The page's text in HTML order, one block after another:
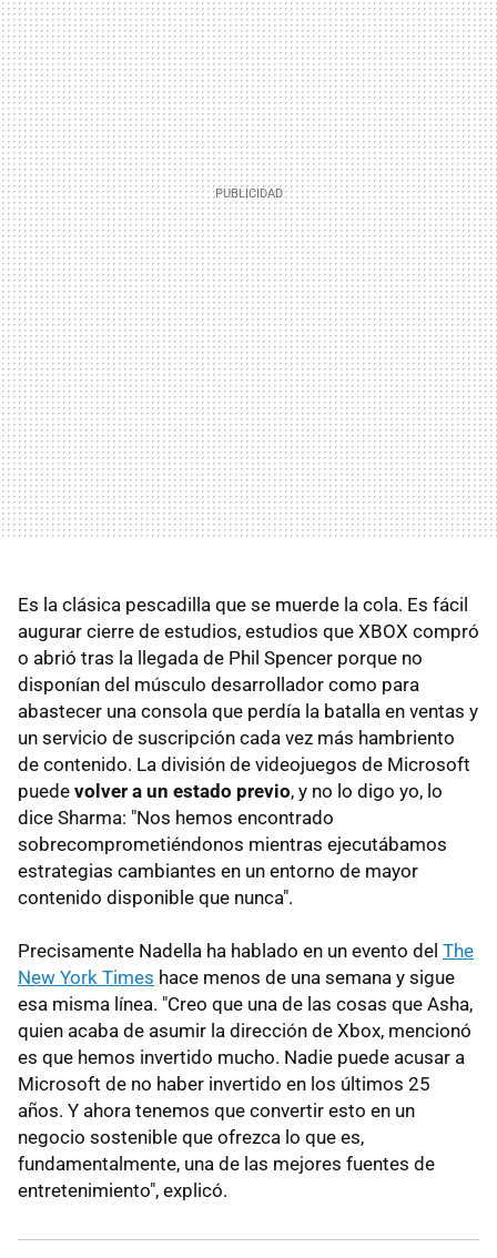
Es la clásica pescadilla que se muerde la cola. Es fácil
augurar cierre de estudios, estudios que XBOX compró
o abrió tras la llegada de Phil Spencer porque no
disponían del músculo desarrollador como para
abastecer una consola que perdía la batalla en ventas y
un servicio de suscripción cada vez más hambriento
de contenido. La división de videojuegos de Microsoft
puede volver a un estado previo, y no lo digo yo, lo
dice Sharma: "Nos hemos encontrado
sobrecomprometiéndonos mientras ejecutábamos
estrategias cambiantes en un entorno de mayor
contenido disponible que nunca".
Precisamente Nadella ha hablado en un evento del The
New York Times hace menos de una semana y sigue
esa misma línea. "Creo que una de las cosas que Asha,
quien acaba de asumir la dirección de Xbox, mencionó
es que hemos invertido mucho. Nadie puede acusar a
Microsoft de no haber invertido en los últimos 25
años. Y ahora tenemos que convertir esto en un
negocio sostenible que ofrezca lo que es,
fundamentalmente, una de las mejores fuentes de
entretenimiento", explicó.